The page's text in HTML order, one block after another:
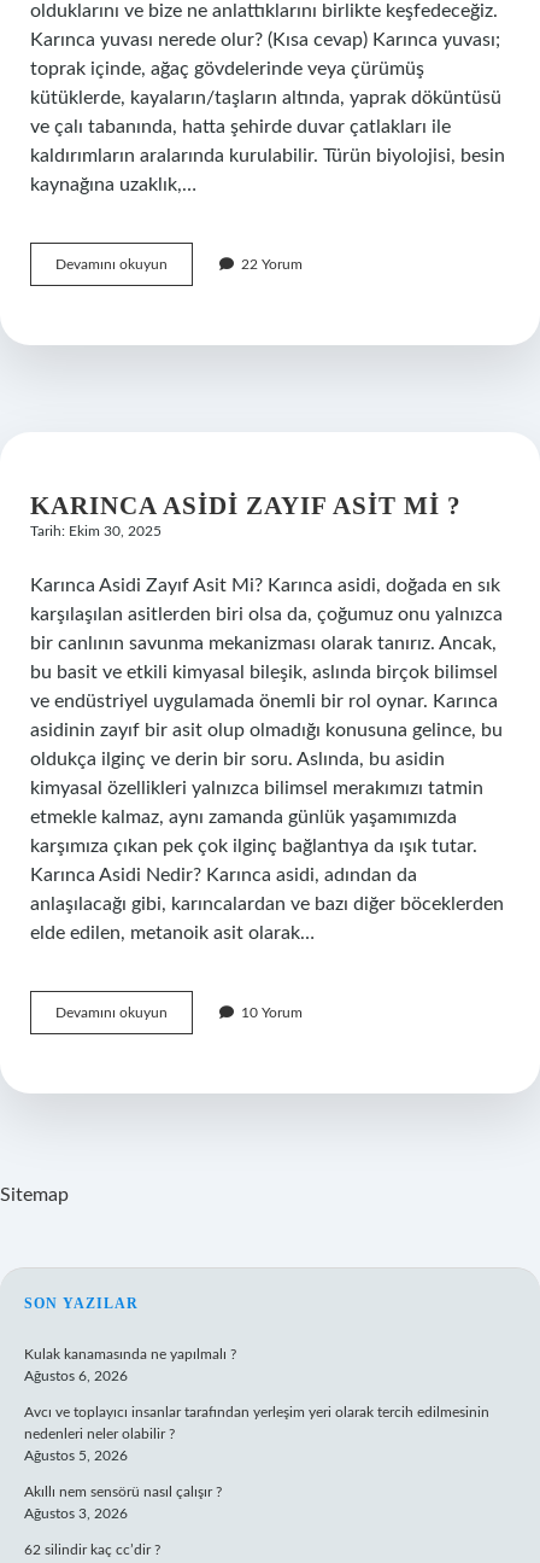
olduklarını ve bize ne anlattıklarını birlikte keşfedeceğiz.
Karınca yuvası nerede olur? (Kısa cevap) Karınca yuvası;
toprak içinde, ağaç gövdelerinde veya çürümüş
kütüklerde, kayaların/taşların altında, yaprak döküntüsü
ve çalı tabanında, hatta şehirde duvar çatlakları ile
kaldırımların aralarında kurulabilir. Türün biyolojisi, besin
kaynağına uzaklık,…
Devamını okuyun
Yuvasi
?
22 Yorum
KARINCA ASIDI ZAYIF ASIT MI ?
Tarih: Ekim 30, 2025
Karınca Asidi Zayıf Asit Mi? Karınca asidi, doğada en sık
karşılaşılan asitlerden biri olsa da, çoğumuz onu yalnızca
bir canlının savunma mekanizması olarak tanırız. Ancak,
bu basit ve etkili kimyasal bileşik, aslında birçok bilimsel
ve endüstriyel uygulamada önemli bir rol oynar. Karınca
asidinin zayıf bir asit olup olmadığı konusuna gelince, bu
oldukça ilginç ve derin bir soru. Aslında, bu asidin
kimyasal özellikleri yalnızca bilimsel merakımızı tatmin
etmekle kalmaz, aynı zamanda günlük yaşamımızda
karşımıza çıkan pek çok ilginç bağlantıya da ışık tutar.
Karınca Asidi Nedir? Karınca asidi, adından da
anlaşılacağı gibi, karıncalardan ve bazı diğer böceklerden
elde edilen, metanoik asit olarak…
Devamını okuyun
asidi
mi
10 Yorum
Sitemap
SIDEBAR
SON YAZILAR
Kulak kanamasında ne yapılmalı ?
Ağustos 6, 2026
Avcı ve toplayıcı insanlar tarafından yerleşim yeri olarak tercih edilmesinin
nedenleri neler olabilir ?
Ağustos 5, 2026
Akıllı nem sensörü nasıl çalışır ?
Ağustos 3, 2026
62 silindir kaç cc’dir ?